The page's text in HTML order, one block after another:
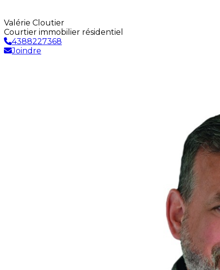
Valérie Cloutier
Courtier immobilier résidentiel
4388227368
Joindre